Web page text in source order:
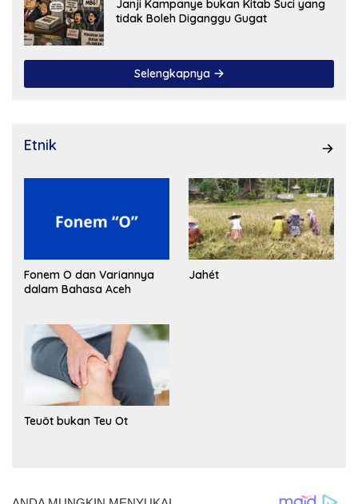
Janji Kampanye bukan Kitab Suci yang
tidak Boleh Diganggu Gugat
Selengkapnya
Etnik
Fonem O dan Variannya
dalam Bahasa Aceh
Jahét
Teuöt bukan Teu Ot